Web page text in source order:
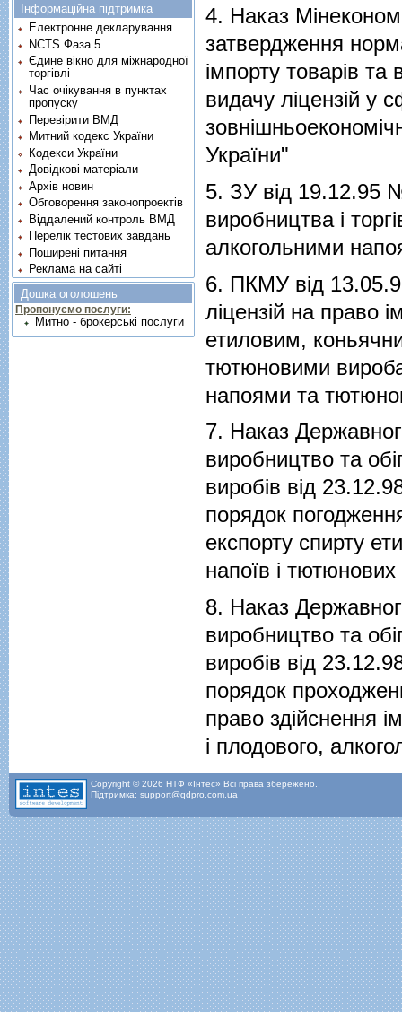
4. Наказ
затвердження
iмпорту товарiв та
видачу лiцензiй у
України"
5. ЗУ від 19.12.95
виробництва i
алкогольними
6. ПКМУ вiд
лiцензiй на право
етиловим,
тютюновими
напоями та
7. Наказ
виробництво та
виробiв вiд
порядок
експорту спирту
напоїв i тютюнових
8. Наказ
виробництво та
виробiв вiд
порядок
право здiйснення
i плодового,
Інформаційна підтримка
Електронне декларування
NCTS Фаза 5
Єдине вікно для міжнародної
торгівлі
Час очікування в пунктах
пропуску
Перевірити ВМД
Митний кодекс України
Кодекси України
Довідкові матеріали
Архів новин
Обговорення законопроектів
Віддалений контроль ВМД
Перелік тестових завдань
Поширені питання
Реклама на сайті
Дошка оголошень
Пропонуємо послуги:
Митно - брокерські послуги
Copyright © 2026 НТФ «Інтес» Всі права збережено.
Підтримка: support@qdpro.com.ua